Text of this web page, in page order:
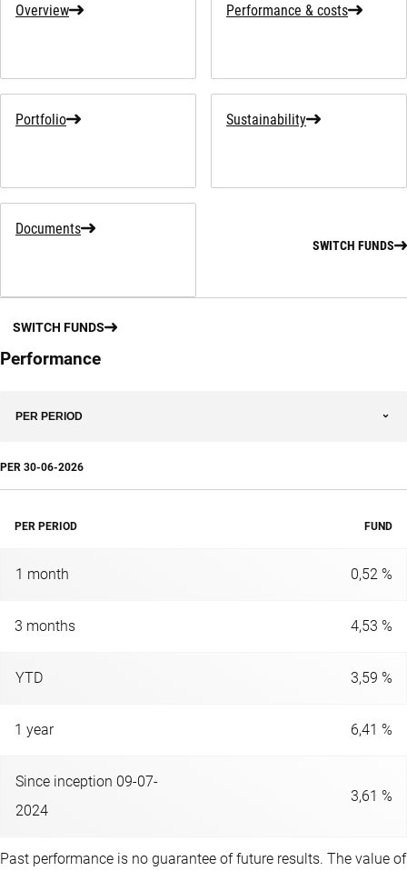
Overview Performance & costs
Portfolio Sustainability
Documents
SWITCH FUNDS
SWITCH FUNDS
Performance
PER PERIOD
PER 30-06-2026
PER PERIOD FUND
1 month 0,52 %
3 months 4,53 %
YTD 3,59 %
1 year 6,41 %
Since inception 09-07-
2024
3,61 %
Past performance is no guarantee of future results. The value of